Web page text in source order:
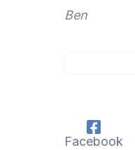
Ben
Facebook